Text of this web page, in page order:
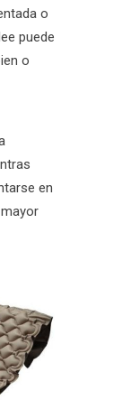
o
puede
o
en